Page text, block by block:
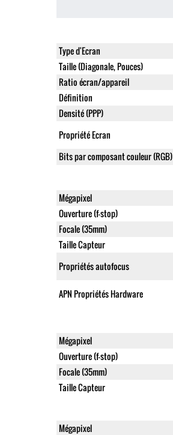
Type d'Ecran
Taille (Diagonale, Pouces)
Ratio écran/appareil
Définition
Densité (PPP)
Propriété Ecran
Bits par composant couleur (RGB)
Mégapixel
Ouverture (f-stop)
Focale (35mm)
Taille Capteur
Propriétés autofocus
APN Propriétés Hardware
Mégapixel
Ouverture (f-stop)
Focale (35mm)
Taille Capteur
Mégapixel